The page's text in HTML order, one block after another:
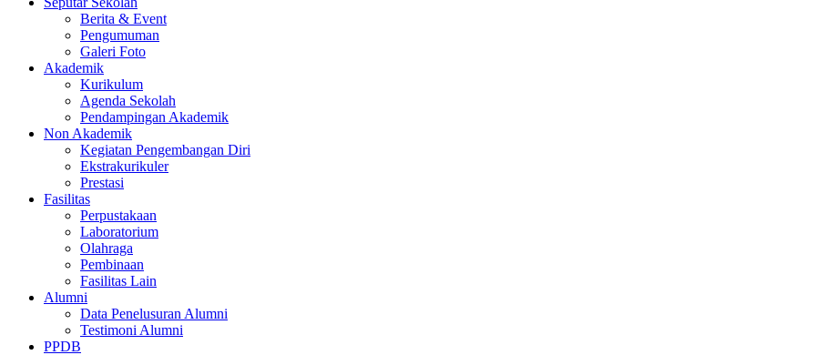
Berita & Event
Pengumuman
Galeri Foto
Akademik
Kurikulum
Agenda Sekolah
Pendampingan Akademik
Non Akademik
Kegiatan Pengembangan Diri
Ekstrakurikuler
Prestasi
Fasilitas
Perpustakaan
Laboratorium
Olahraga
Pembinaan
Fasilitas Lain
Alumni
Data Penelusuran Alumni
Testimoni Alumni
PPDB